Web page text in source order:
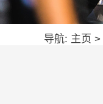
导航: 主页 >